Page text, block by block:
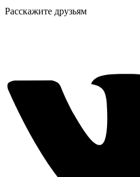
Расскажите друзьям